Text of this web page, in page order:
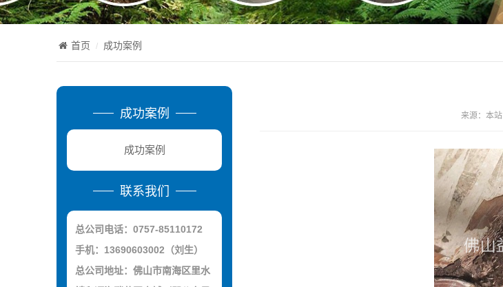
首页 成功案例
成功案例
成功案例
联系我们
总公司电话：0757-85110172
手机：13690603002（刘生）
总公司地址：佛山市南海区里水
来源： 本站